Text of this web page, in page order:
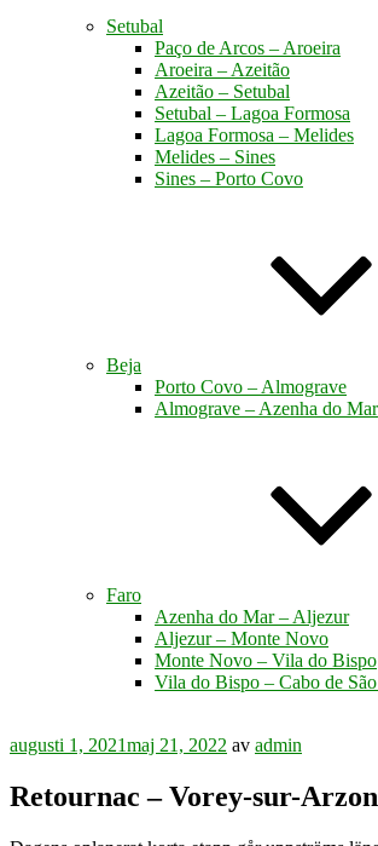
Setubal
Paço de Arcos – Aroeira
Aroeira – Azeitão
Azeitão – Setubal
Setubal – Lagoa Formosa
Lagoa Formosa – Melides
Melides – Sines
Sines – Porto Covo
Beja
Porto Covo – Almograve
Almograve – Azenha do Mar
Faro
Azenha do Mar – Aljezur
Aljezur – Monte Novo
Monte Novo – Vila do Bispo
Vila do Bispo – Cabo de
Publicerat
augusti 1, 2021maj 21, 2022 av admin
Retournac – Vorey-sur-Arzon